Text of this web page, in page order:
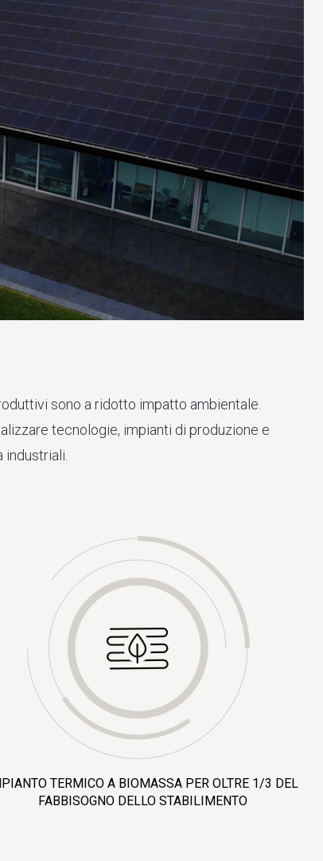
sono a ridotto impatto ambientale.
tecnologie, impianti di produzione e
TERMICO A BIOMASSA PER OLTRE 1/3 DEL
FABBISOGNO DELLO STABILIMENTO